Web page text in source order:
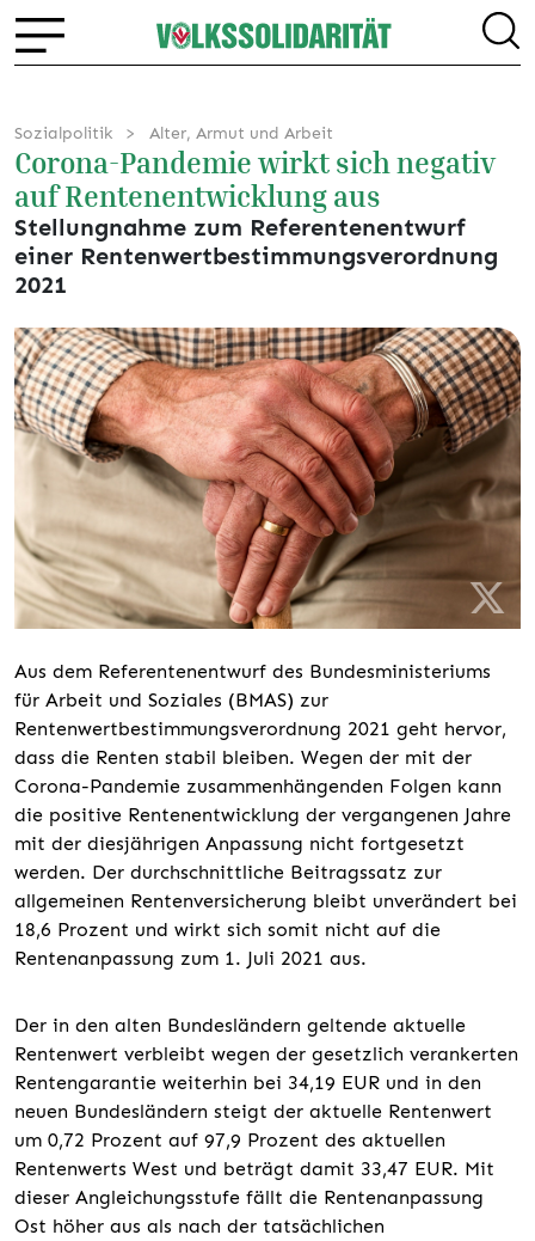
Sozialpolitik Alter, Armut und Arbeit
Corona-Pandemie wirkt sich negativ
auf Rentenentwicklung aus
Stellungnahme zum Referentenentwurf
einer Rentenwertbestimmungsverordnung
2021
Aus dem Referentenentwurf des Bundesministeriums
für Arbeit und Soziales (BMAS) zur
Rentenwertbestimmungsverordnung 2021 geht hervor,
dass die Renten stabil bleiben. Wegen der mit der
Corona-Pandemie zusammenhängenden Folgen kann
die positive Rentenentwicklung der vergangenen Jahre
mit der diesjährigen Anpassung nicht fortgesetzt
werden. Der durchschnittliche Beitragssatz zur
allgemeinen Rentenversicherung bleibt unverändert bei
18,6 Prozent und wirkt sich somit nicht auf die
Rentenanpassung zum 1. Juli 2021 aus.
Der in den alten Bundesländern geltende aktuelle
Rentenwert verbleibt wegen der gesetzlich verankerten
Rentengarantie weiterhin bei 34,19 EUR und in den
neuen Bundesländern steigt der aktuelle Rentenwert
um 0,72 Prozent auf 97,9 Prozent des aktuellen
Rentenwerts West und beträgt damit 33,47 EUR. Mit
dieser Angleichungsstufe fällt die Rentenanpassung
Ost höher aus als nach der tatsächlichen